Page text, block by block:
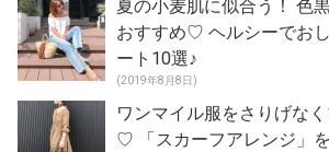
夏の小麦肌に似合う！ 色
おすすめ♡ ヘルシーでお
ート10選♪
(2019年8月8日)
ワンマイル服をさりげな
♡ 「スカーフアレンジ」